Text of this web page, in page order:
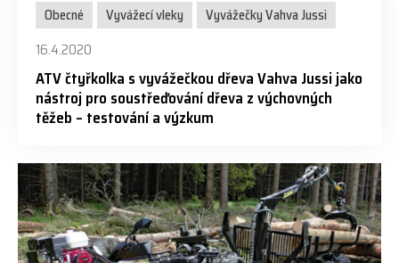
Obecné Vyvážecí vleky
Vyvážečky Vahva Jussi
16.4.2020
ATV čtyřkolka s vyvážečkou dřeva Vahva Jussi jako
nástroj pro soustřeďování dřeva z výchovných
těžeb – testování a výzkum